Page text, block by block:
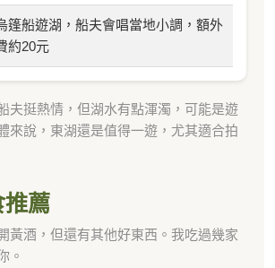
篷船遊湖，船夫會唱當地小調，額外
約20元
夫挺熱情，但湖水有點渾濁，可能是遊
來說，東湖還是值得一遊，尤其適合拍
推薦
黃酒，但還有其他好東西。我吃過幾家
。